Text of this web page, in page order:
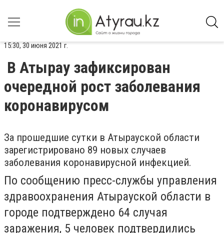
15:30, 30 июня 2021 г.
В Атырау зафиксирован
очередной рост заболевания
коронавирусом
За прошедшие сутки в Атырауской области
зарегистрировано 89 новых случаев
заболевания коронавирусной инфекцией.
По сообщению пресс-службы управления
здравоохранения Атырауской области в
городе подтверждено 64 случая
заражения, 5 человек подтвердились